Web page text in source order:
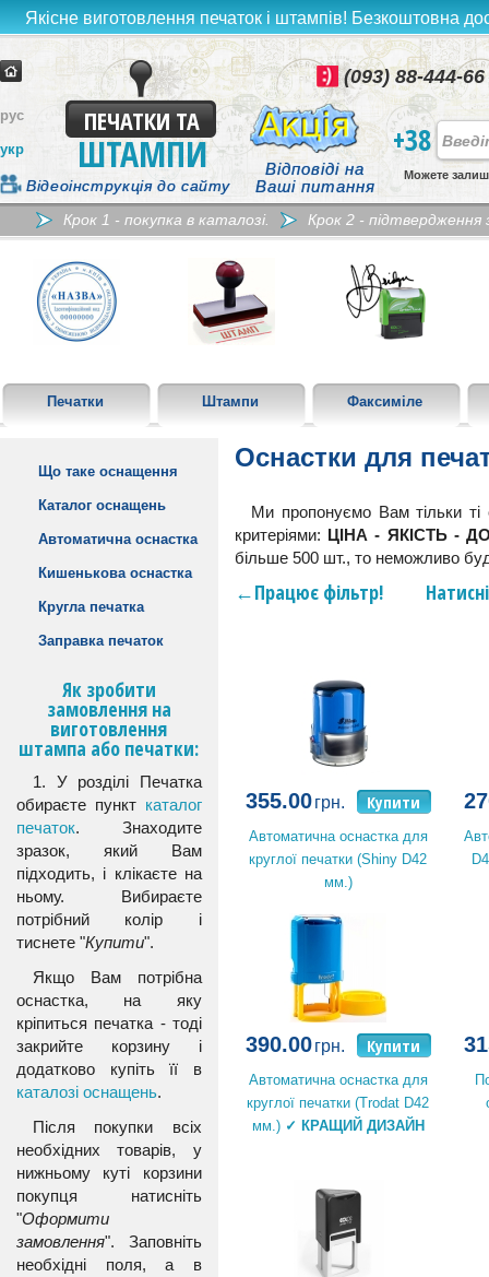
Якісне виготовлення печаток і штампів! Безкоштовна
ПЕЧАТКИ ТА
ШТАМПИ
Відповіді на
Ваші питання
Відеоінструкція до сайту
рус
укр
(093) 88-444-66
+38
Можете
Крок 1 - покупка в каталозі. Крок 2 - підтвердження
Печатки Штампи Факсиміле
Що таке оснащення
Каталог оснащень
Автоматична оснастка
Кишенькова оснастка
Кругла печатка
Заправка печаток
Як зробити
замовлення на
виготовлення
штампа або печатки:
1. У розділі Печатка
обираєте пункт каталог
печаток. Знаходите
зразок, який Вам
підходить, і клікаєте на
ньому. Вибираєте
потрібний колір і
тиснете "Купити".
Якщо Вам потрібна
оснастка, на яку
кріпиться печатка - тоді
закрийте корзину і
додатково купіть її в
каталозі оснащень.
Після покупки всіх
необхідних товарів, у
нижньому куті корзини
покупця натисніть
"Оформити
замовлення". Заповніть
необхідні поля, а в
Оснастки для
Ми пропонуємо Вам тільки ті
критеріями: ЦІНА - ЯКІСТЬ -
більше 500 шт., то неможливо
←Працює фільтр!
355.00грн. Купити
Автоматична оснастка для
круглої печатки (Shiny D42
мм.)
390.00грн. Купити
Автоматична оснастка для
круглої печатки (Trodat D42
мм.) ✓ КРАЩИЙ ДИЗАЙН